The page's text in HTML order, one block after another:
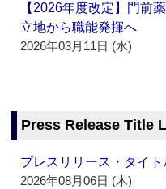
【2026年度改定】門前
立地から職能発揮へ
2026年03月11日 (水)
Press Release Title
プレスリリース・タイ
2026年08月06日 (木)